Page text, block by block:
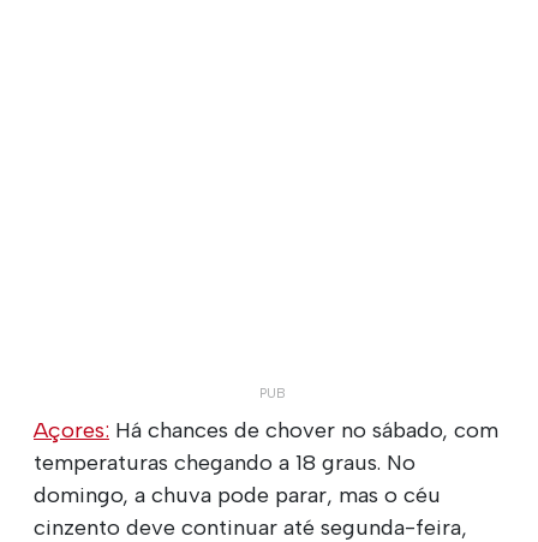
Açores: Há chances de chover no sábado, com
temperaturas chegando a 18 graus. No
domingo, a chuva pode parar, mas o céu
cinzento deve continuar até segunda-feira,